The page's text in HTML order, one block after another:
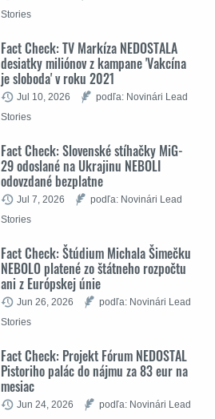
Stories
Fact Check: TV Markíza NEDOSTALA
desiatky miliónov z kampane 'Vakcína
je sloboda' v roku 2021
Jul 10, 2026
podľa: Novinári Lead
Stories
Fact Check: Slovenské stíhačky MiG-
29 odoslané na Ukrajinu NEBOLI
odovzdané bezplatne
Jul 7, 2026
podľa: Novinári Lead
Stories
Fact Check: Štúdium Michala Šimečku
NEBOLO platené zo štátneho rozpočtu
ani z Európskej únie
Jun 26, 2026
podľa: Novinári Lead
Stories
Fact Check: Projekt Fórum NEDOSTAL
Pistoriho palác do nájmu za 83 eur na
mesiac
Jun 24, 2026
podľa: Novinári Lead